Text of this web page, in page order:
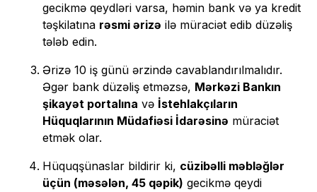
gecikmə qeydləri varsa, həmin bank və ya kredit
təşkilatına rəsmi ərizə ilə müraciət edib düzəliş
tələb edin.
Ərizə 10 iş günü ərzində cavablandırılmalıdır.
Əgər bank düzəliş etməzsə, Mərkəzi Bankın
şikayət portalına və İstehlakçıların
Hüquqlarının Müdafiəsi İdarəsinə müraciət
etmək olar.
Hüquqşünaslar bildirir ki, cüzibəlli məbləğlər
üçün (məsələn, 45 qəpik) gecikmə qeydi